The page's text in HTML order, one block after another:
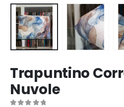
Trapuntino
Nuvole